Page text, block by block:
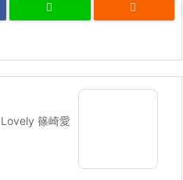

Lovely 篠崎愛